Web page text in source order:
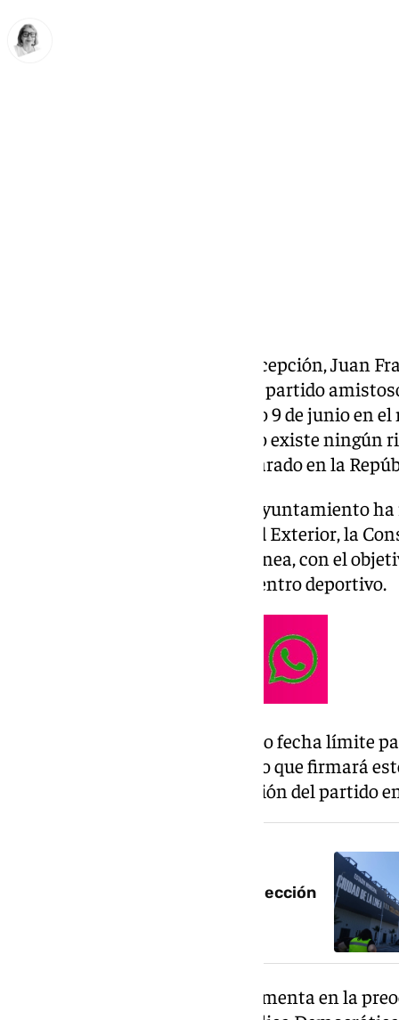
El alcalde de La Línea de la Concepción, Juan
no autorizará la celebración del partido
y Chile, previsto para el próximo 9 de junio en
sanitarias no garantizan que no existe ningún
derivado del brote de ébola declarado en la
El regidor ha asegurado que el Ayuntamiento
organismos, entre ellos Sanidad Exterior, la
Andalucía y el Hospital de La Línea, con el
certifique la seguridad del encuentro deportivo.
Franco ha fijado este lunes como fecha límite
En caso contrario, ha anunciado que firmará
la autorización para la celebración del partido
En ‘stand by’ el partido de la selección
La decisión municipal se fundamenta en la